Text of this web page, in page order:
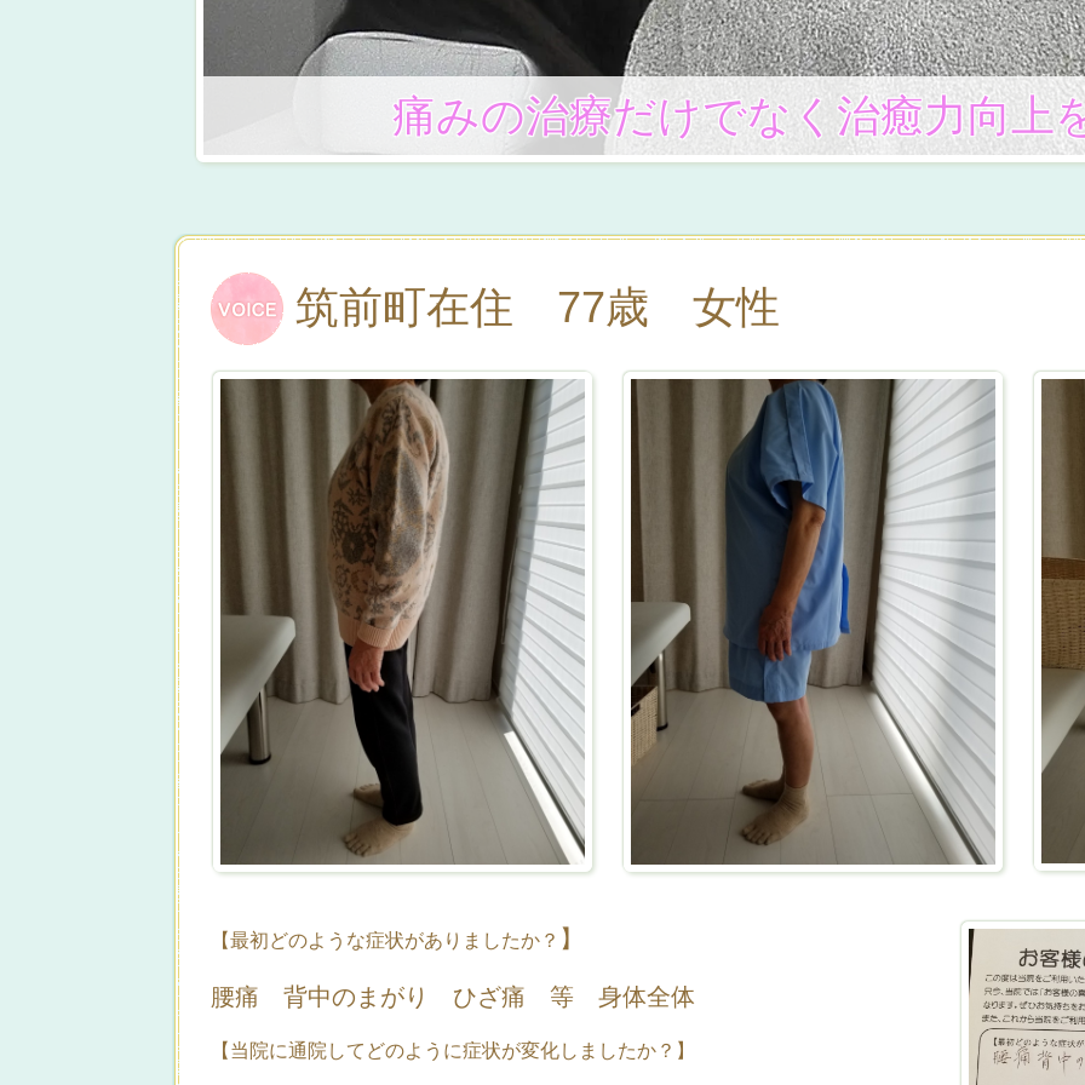
痛みの治療だけでなく治癒力向上
筑前町在住 77歳 女性
【最初どのような症状がありましたか？ 】
腰痛 背中のまがり ひざ痛 等 身体全体
【当院に通院してどのように症状が変化しましたか？】